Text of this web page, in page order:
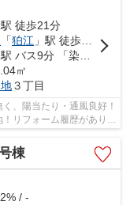
駅 徒歩21分
「狛江 」駅 徒歩23分
バス9分 「染地通り」 停歩2分
㎡
３丁目
、陽当たり・通風良好！
リフォーム履歴がありま
棟
/ -